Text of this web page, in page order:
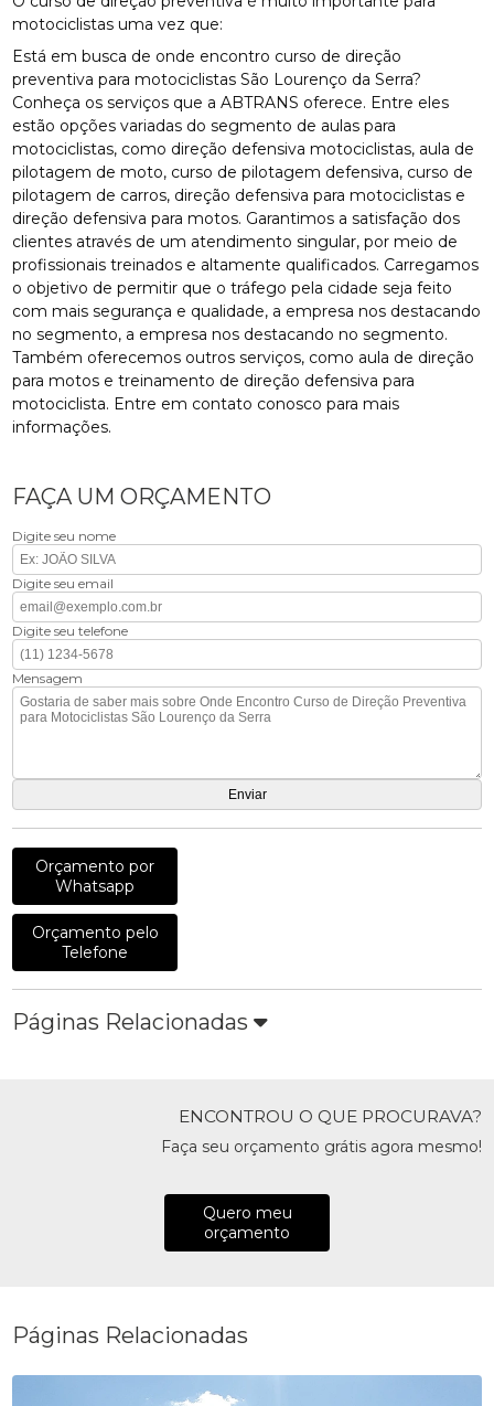
motociclistas uma vez que:
Está em busca de onde encontro curso de direção
preventiva para motociclistas São Lourenço da Serra?
Conheça os serviços que a ABTRANS oferece. Entre eles
estão opções variadas do segmento de aulas para
motociclistas, como direção defensiva motociclistas, aula de
pilotagem de moto, curso de pilotagem defensiva, curso de
pilotagem de carros, direção defensiva para motociclistas e
direção defensiva para motos. Garantimos a satisfação dos
clientes através de um atendimento singular, por meio de
profissionais treinados e altamente qualificados. Carregamos
o objetivo de permitir que o tráfego pela cidade seja feito
com mais segurança e qualidade, a empresa nos destacando
no segmento, a empresa nos destacando no segmento.
Também oferecemos outros serviços, como aula de direção
para motos e treinamento de direção defensiva para
motociclista. Entre em contato conosco para mais
informações.
FAÇA UM ORÇAMENTO
Digite seu nome
Digite seu email
Digite seu telefone
Mensagem
Orçamento por
Whatsapp
Orçamento pelo
Telefone
Páginas Relacionadas
ENCONTROU O QUE PROCURAVA?
Faça seu orçamento grátis agora mesmo!
Quero meu
orçamento
Páginas Relacionadas